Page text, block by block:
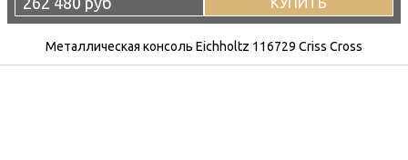
Металлическая консоль Eichholtz 116729 Criss Cross